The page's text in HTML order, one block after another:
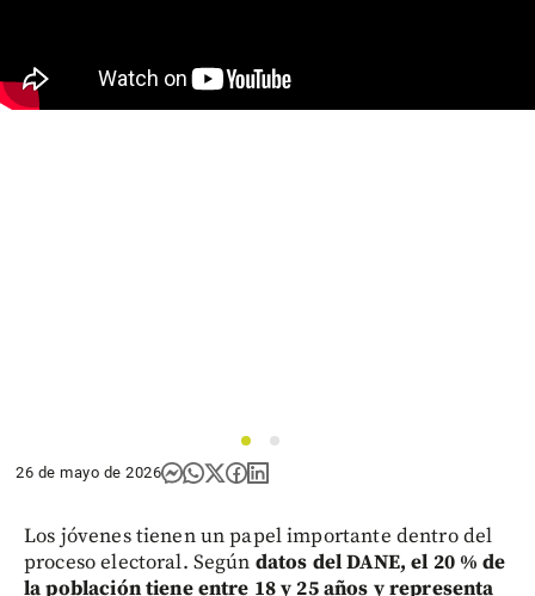
1
2
26 de mayo de 2026
Los jóvenes tienen un papel importante dentro del
proceso electoral. Según datos del DANE, el 20 % de
la población tiene entre 18 y 25 años y representa